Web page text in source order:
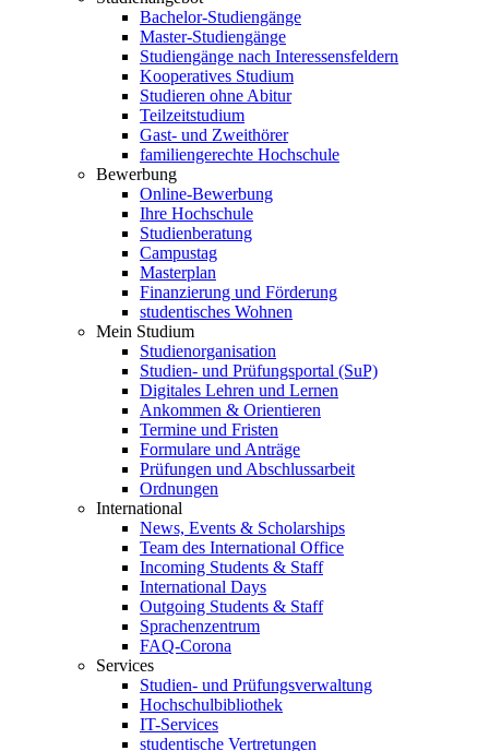
Bachelor-Studiengänge
Master-Studiengänge
Studiengänge nach Interessensfeldern
Kooperatives Studium
Studieren ohne Abitur
Teilzeitstudium
Gast- und Zweithörer
familiengerechte Hochschule
Bewerbung
Online-Bewerbung
Ihre Hochschule
Studienberatung
Campustag
Masterplan
Finanzierung und Förderung
studentisches Wohnen
Mein Studium
Studienorganisation
Studien- und Prüfungsportal (SuP)
Digitales Lehren und Lernen
Ankommen & Orientieren
Termine und Fristen
Formulare und Anträge
Prüfungen und Abschlussarbeit
Ordnungen
International
News, Events & Scholarships
Team des International Office
Incoming Students & Staff
International Days
Outgoing Students & Staff
Sprachenzentrum
FAQ-Corona
Services
Studien- und Prüfungsverwaltung
Hochschulbibliothek
IT-Services
studentische Vertretungen